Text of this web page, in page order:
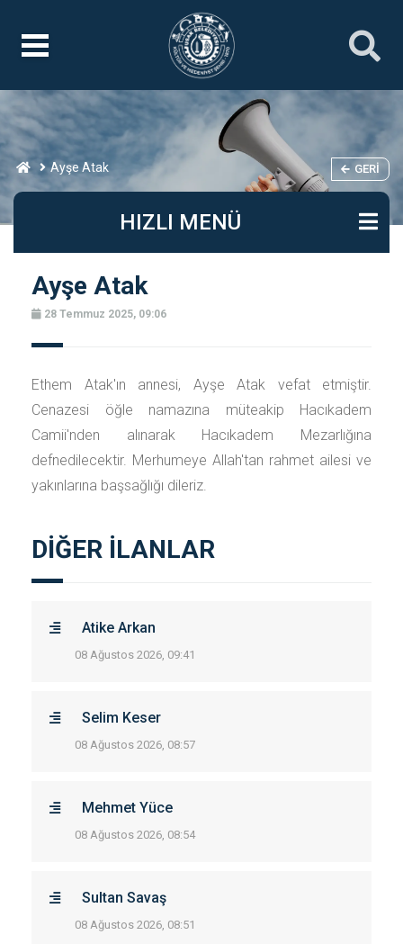
Ayşe Atak GERI
HIZLI MENÜ
Ayşe Atak
28 Temmuz 2025, 09:06
Ethem Atak'ın annesi, Ayşe Atak vefat etmiştir.
Cenazesi öğle namazına müteakip Hacıkadem
Camii'nden alınarak Hacıkadem Mezarlığına
defnedilecektir. Merhumeye Allah'tan rahmet ailesi ve
yakınlarına başsağlığı dileriz.
DİĞER İLANLAR
Atike Arkan
08 Ağustos 2026, 09:41
Selim Keser
08 Ağustos 2026, 08:57
Mehmet Yüce
08 Ağustos 2026, 08:54
Sultan Savaş
08 Ağustos 2026, 08:51